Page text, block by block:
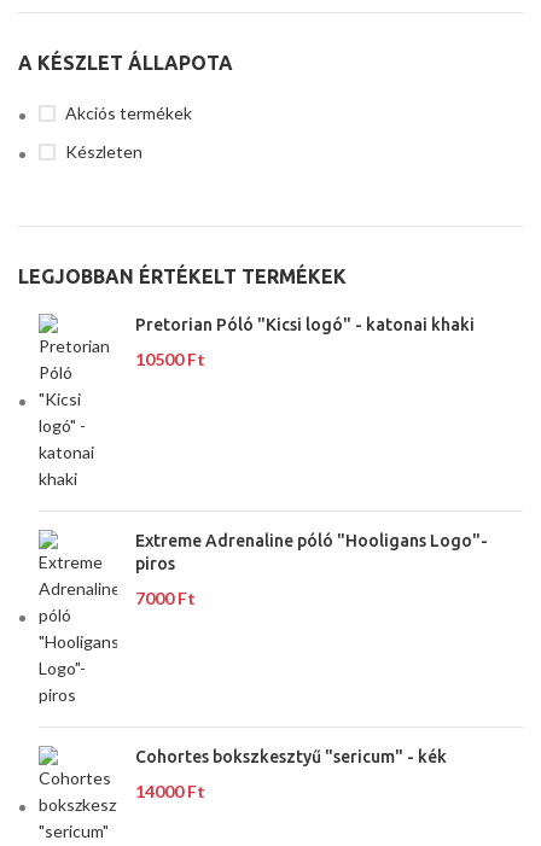
A KÉSZLET ÁLLAPOTA
Akciós termékek
Készleten
LEGJOBBAN ÉRTÉKELT TERMÉKEK
Pretorian Póló "Kicsi logó" - katonai khaki
10500Ft
Extreme Adrenaline póló "Hooligans Logo"-
piros
7000Ft
Cohortes bokszkesztyű "sericum" - kék
14000Ft